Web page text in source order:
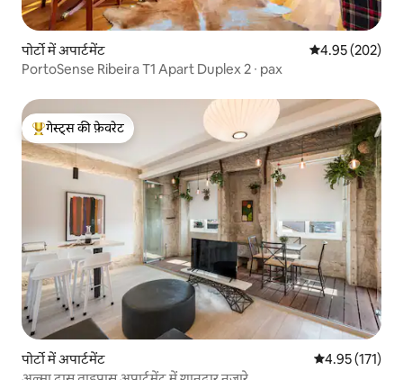
पोर्टो में अपार्टमेंट औसत रेटिंग 5 में से
4.95 (202)
PortoSense Ribeira T1 Apart Duplex 2 ∙ pax
गेस्ट्स का टॉप फ़ेवरेट
गेस्ट्स की फ़ेवरेट
पोर्टो में अपार्टमेंट औसत रेटिंग 5 में से
4.95 (171)